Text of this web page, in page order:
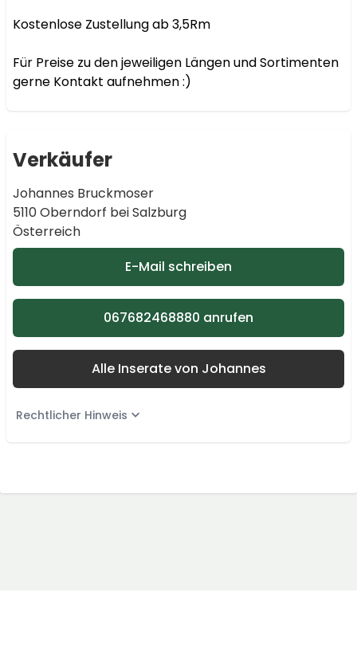
Kostenlose Zustellung ab 3,5Rm
Für Preise zu den jeweiligen Längen und Sortimenten
gerne Kontakt aufnehmen :)
Verkäufer
Johannes Bruckmoser
5110 Oberndorf bei Salzburg
Österreich
E-Mail schreiben
067682468880 anrufen
Alle Inserate von Johannes
Rechtlicher Hinweis